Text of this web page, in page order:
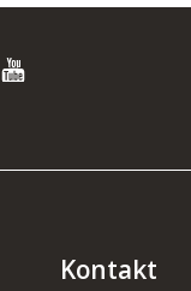
Kontakt